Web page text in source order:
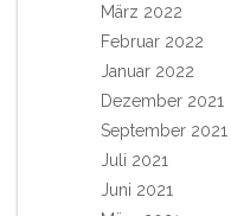
März 2022
Februar 2022
Januar 2022
Dezember 2021
September 2021
Juli 2021
Juni 2021